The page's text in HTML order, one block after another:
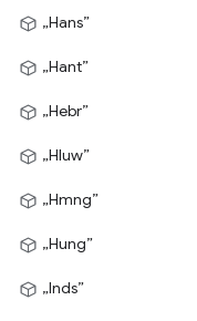
„Hans”
„Hant”
„Hebr”
„Hluw”
„Hmng”
„Hung”
„Inds”